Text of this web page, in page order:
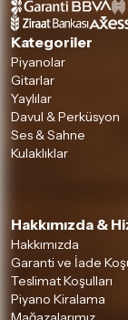
Detaylar için
Kategoriler
Piyanolar
Gitarlar
Yaylılar
Davul & Perküsyon
Ses & Sahne
Kulaklıklar
Hakkımızda &
Hakkımızda
Garanti ve İade
Teslimat Koşulları
Piyano Kiralama